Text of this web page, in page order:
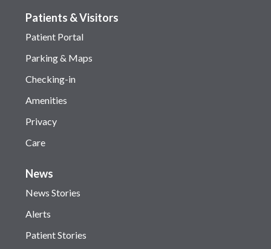
Patients & Visitors
Patient Portal
Parking & Maps
Checking-in
Amenities
Privacy
Care
News
News Stories
Alerts
Patient Stories